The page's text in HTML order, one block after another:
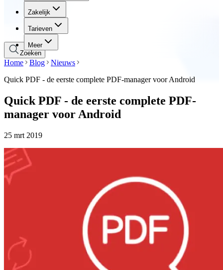
Zakelijk
Tarieven
Meer
Zakelijk
Tarieven
Zoeken
Home Blog
Nieuws
Quick PDF - de eerste complete PDF-manager voor Android
Quick PDF - de eerste complete PDF-
manager voor Android
25 mrt 2019